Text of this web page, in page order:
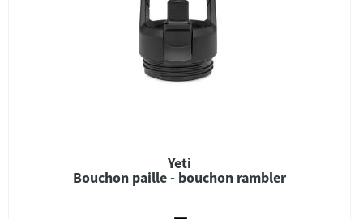
Yeti
Bouchon paille - bouchon rambler